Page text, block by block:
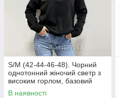
S/M (42-44-46-48). Чорний
однотонний жіночий светр з
високим горлом, базовий
демісезонний гольф
В наявності